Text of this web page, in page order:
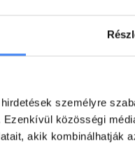
személyre
közösségi
akik kombinálhatják